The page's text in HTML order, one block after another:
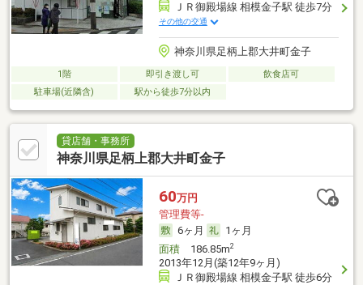
ＪＲ御殿場線 相模金子駅 徒歩7分
その他の交通
神奈川県足柄上郡大井町金子
1階 即引き渡し可
飲食店可
駐車場(近隣含)
駅から徒歩7分以内
貸店舗・事務所
神奈川県足柄上郡大井町金子
60万円
管理費等-
6ヶ月
1ヶ月
面積186.85m2
2013年12月(築12年9ヶ月)
ＪＲ御殿場線 相模金子駅 徒歩6分